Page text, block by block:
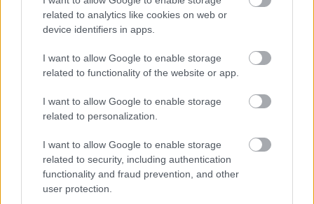
related to analytics like cookies on web or
device identifiers in apps.
I want to allow Google to enable storage
related to functionality of the website or app.
I want to allow Google to enable storage
related to personalization.
I want to allow Google to enable storage
related to security, including authentication
functionality and fraud prevention, and other
user protection.
KÖVETKEZŐ POSZT
Pataki Ágin nem fog az idő, 72 évesen úgy
néz ki mint egy tinilány! A combjait
nézzétek
További bejegyzések